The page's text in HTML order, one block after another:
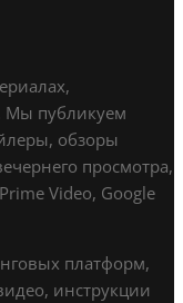
Мы публикуем
обзоры
просмотра,
Video, Google
платформ,
инструкции